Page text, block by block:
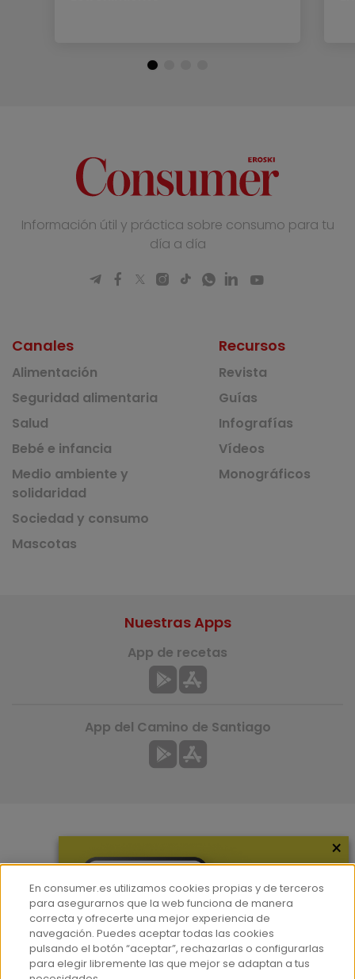
Información útil y práctica sobre consumo para tu
día a día
Canales
Alimentación
Seguridad alimentaria
Salud
Bebé e infancia
Medio ambiente y
solidaridad
Sociedad y consumo
Mascotas
Recursos
Revista
Guías
Infografías
Vídeos
Monográficos
Hemeroteca
Contacto
Prensa
Nuestras Apps
App de recetas
App del Camino de Santiago
×
En consumer.es utilizamos cookies propias y de terceros
para asegurarnos que la web funciona de manera
correcta y ofrecerte una mejor experiencia de
navegación. Puedes aceptar todas las cookies
pulsando el botón “aceptar”, rechazarlas o configurarlas
para elegir libremente las que mejor se adaptan a tus